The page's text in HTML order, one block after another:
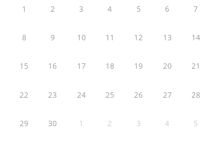
1 2 3 4 5 6 7
8 9 10 11 12 13 14
15 16 17 18 19 20 21
22 23 24 25 26 27 28
29 30 1 2 3 4 5